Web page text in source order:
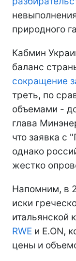
природного
Кабмин
баланс
сокращение
треть, по
объемами -
глава
что заявка с
однако
жестко
Напомним, в
иски
итальянской
RWE и E.ON,
цены и